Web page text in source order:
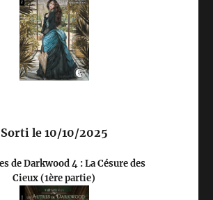
Sorti le 10/10/2025
de Darkwood 4 : La Césure des
Cieux (1ère partie)